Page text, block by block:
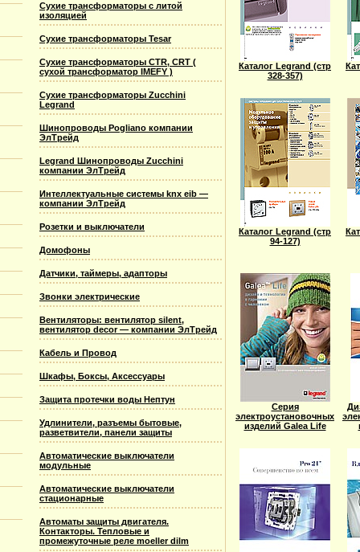
Сухие трансформаторы с литой
изоляцией
Сухие трансформаторы Tesar
Сухие трансформаторы CTR, CRT (
сухой трансформатор IMEFY )
Сухие трансформаторы Zucchini
Legrand
Шинопроводы Pogliano компании
ЭлТрейд
Legrand Шинопроводы Zucchini
компании ЭлТрейд
Интеллектуальные системы knx eib —
компании ЭлТрейд
Розетки и выключатели
Домофоны
Датчики, таймеры, адапторы
Звонки электрические
Вентиляторы: вентилятор silent,
вентилятор decor — компании ЭлТрейд
Кабель и Провод
Шкафы, Боксы, Аксессуары
Защита протечки воды Нептун
Удлинители, разъемы бытовые,
разветвители, панели защиты
Автоматические выключатели
модульные
Автоматические выключатели
стационарные
Автоматы защиты двигателя.
Контакторы. Тепловые и
промежуточные реле moeller dilm
Каталог Legrand (стр
328-357)
Каталог Legrand (стр
94-127)
Cерия
электроустановочных
изделий Galea Life